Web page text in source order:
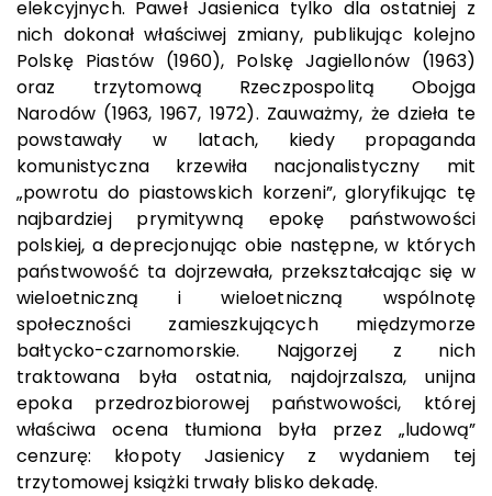
elekcyjnych. Paweł Jasienica tylko dla ostatniej z
nich dokonał właściwej zmiany, publikując kolejno
Polskę Piastów (1960), Polskę Jagiellonów (1963)
oraz trzytomową Rzeczpospolitą Obojga
Narodów (1963, 1967, 1972). Zauważmy, że dzieła te
powstawały w latach, kiedy propaganda
komunistyczna krzewiła nacjonalistyczny mit
„powrotu do piastowskich korzeni”, gloryfikując tę
najbardziej prymitywną epokę państwowości
polskiej, a deprecjonując obie następne, w których
państwowość ta dojrzewała, przekształcając się w
wieloetniczną i wieloetniczną wspólnotę
społeczności zamieszkujących międzymorze
bałtycko-czarnomorskie. Najgorzej z nich
traktowana była ostatnia, najdojrzalsza, unijna
epoka przedrozbiorowej państwowości, której
właściwa ocena tłumiona była przez „ludową”
cenzurę: kłopoty Jasienicy z wydaniem tej
trzytomowej książki trwały blisko dekadę.